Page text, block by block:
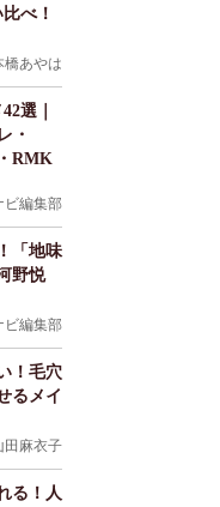
べ！
橋あやは
選｜
・
RMK
ビ編集部
「地味
野悦
ビ編集部
！毛穴
るメイ
田麻衣子
る！人